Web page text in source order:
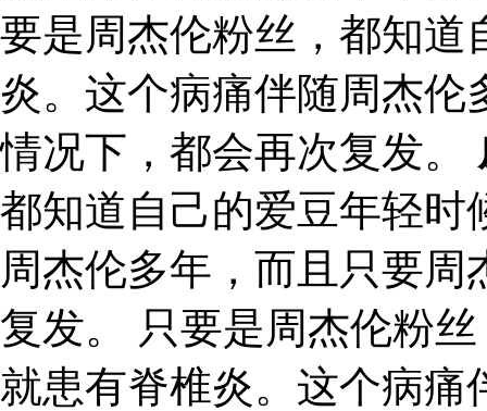
要是周杰伦粉丝，都知道
炎。这个病痛伴随周杰伦
情况下，都会再次复发。
都知道自己的爱豆年轻时
周杰伦多年，而且只要
复发。 只要是周杰伦粉
就患有脊椎炎。这个病痛